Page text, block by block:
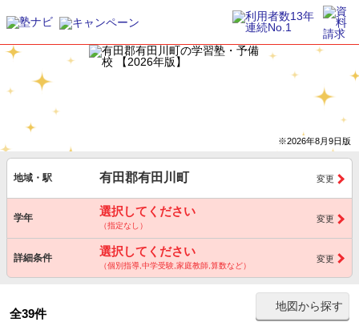
※2026年8月9日版
地域・駅 有田郡有田川町 変更
学年 選択してください
（指定なし）
変更
詳細条件 選択してください
（個別指導,中学受験,家庭教師,算数など）
変更
全39件
地図から探す